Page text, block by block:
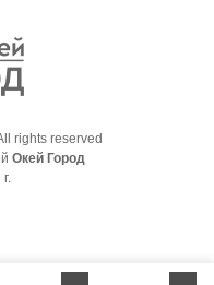
rights reserved
Окей Город